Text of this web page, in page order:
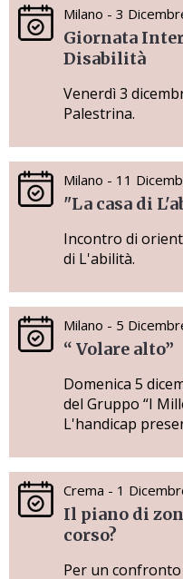
Milano - 3
Giornata
Disabilità
Venerdì 3
Palestrina.
Milano - 11
"La casa di
Incontro di
di L'abilità.
Milano - 5
“ Volare alto”
Domenica 5
del Gruppo “I
L'handicap
Crema - 1
Il piano di
corso?
Per un